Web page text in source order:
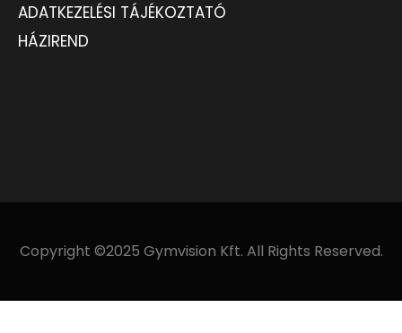
ADATKEZELÉSI TÁJÉKOZTATÓ
HÁZIREND
Copyright ©2025 Gymvision Kft. All Rights Reserved.